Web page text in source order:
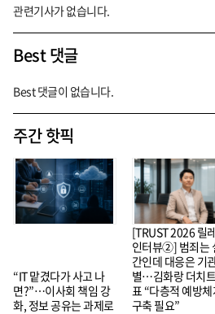
관련기사가 없습니다.
Best 댓글
Best 댓글이 없습니다.
주간 핫픽
“IT 맡겼다가 사고 나
면?”…이사회 책임 강
화, 정보 공유는 과제로
[TRUST 2026 릴
인터뷰②] 범죄는
간인데 대응은 기
별…김화랑 더치
표 “다층적 예방
구축 필요”